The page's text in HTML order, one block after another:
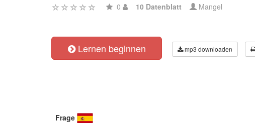
0 10 Datenblatt Mangel
Lernen beginnen mp3 downloaden
Frage